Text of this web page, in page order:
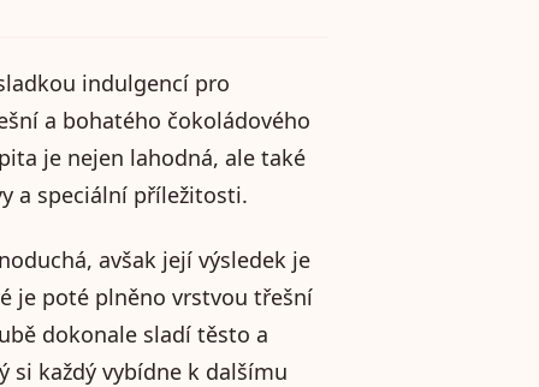
indulgencí pro
a bohatého čokoládového
je nejen lahodná, ale také
a speciální příležitosti.
avšak její výsledek je
je poté plněno vrstvou třešní
dokonale sladí těsto a
si každý vybídne k dalšímu